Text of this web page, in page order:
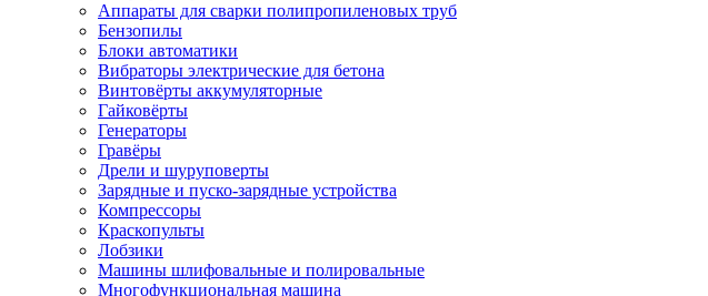
Аппараты для сварки полипропиленовых труб
Бензопилы
Блоки автоматики
Вибраторы электрические для бетона
Винтовёрты аккумуляторные
Гайковёрты
Генераторы
Гравёры
Дрели и шуруповерты
Зарядные и пуско-зарядные устройства
Компрессоры
Краскопульты
Лобзики
Машины шлифовальные и полировальные
Многофункциональная машина